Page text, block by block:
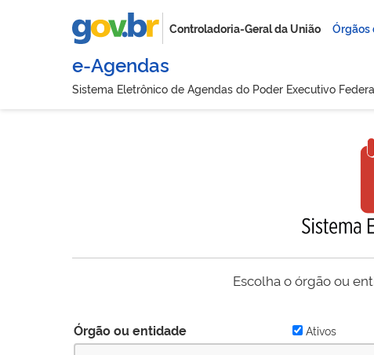
Controladoria-Geral da União Órgãos
e-Agendas
Sistema Eletrônico de Agendas do Poder Executivo
Escolha o órgão ou
Órgão ou entidade Ativos